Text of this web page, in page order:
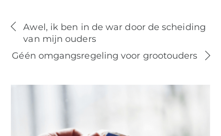
Awel, ik ben in de war door de scheiding
van mijn ouders
Géén omgangsregeling voor grootouders